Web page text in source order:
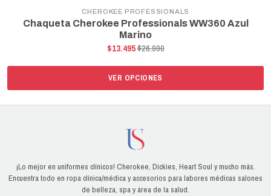
CHEROKEE PROFESSIONALS
Chaqueta Cherokee Professionals WW360 Azul
Marino
$13.495$26.990
VER OPCIONES
¡Lo mejor en uniformes clínicos! Cherokee, Dickies, Heart Soul y mucho más.
Encuentra todo en ropa clínica/médica y accesorios para labores médicas salones
de belleza, spa y área de la salud.